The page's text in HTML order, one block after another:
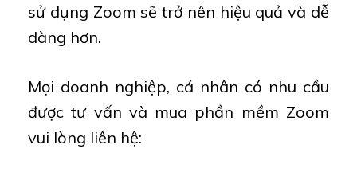
sử dụng Zoom sẽ trở nên hiệu quả và dễ
dàng hơn.
Mọi doanh nghiệp, cá nhân có nhu cầu
được tư vấn và mua phần mềm Zoom
vui lòng liên hệ: